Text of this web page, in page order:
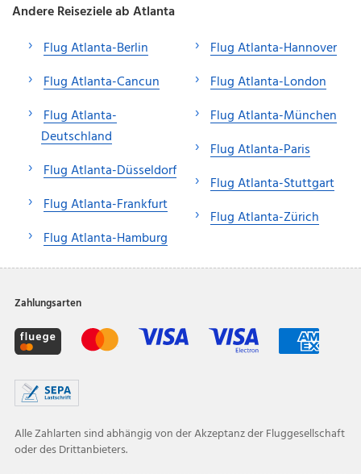
Andere Reiseziele ab Atlanta
Flug Atlanta-Berlin
Flug Atlanta-Cancun
Flug Atlanta-
Deutschland
Flug Atlanta-Düsseldorf
Flug Atlanta-Frankfurt
Flug Atlanta-Hamburg
Flug Atlanta-Hannover
Flug Atlanta-London
Flug Atlanta-München
Flug Atlanta-Paris
Flug Atlanta-Stuttgart
Flug Atlanta-Zürich